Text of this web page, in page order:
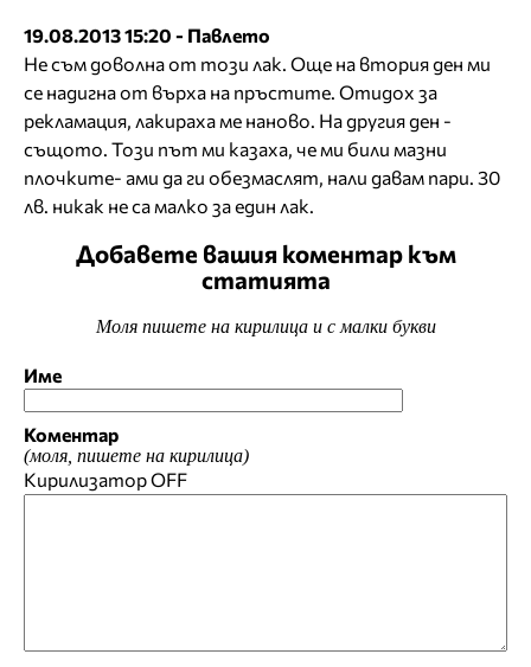
19.08.2013 15:20 - Павлето
Не съм доволна от този лак. Още на втория ден ми
се надигна от върха на пръстите. Отидох за
рекламация, лакираха ме наново. На другия ден -
същото. Този път ми казаха, че ми били мазни
плочките- ами да ги обезмаслят, нали давам пари. 30
лв. никак не са малко за един лак.
Добавете вашия коментар към
статията
Моля пишете на кирилица и с малки букви
Име
Коментар
(моля, пишете на кирилица)
КирилизаторOFF